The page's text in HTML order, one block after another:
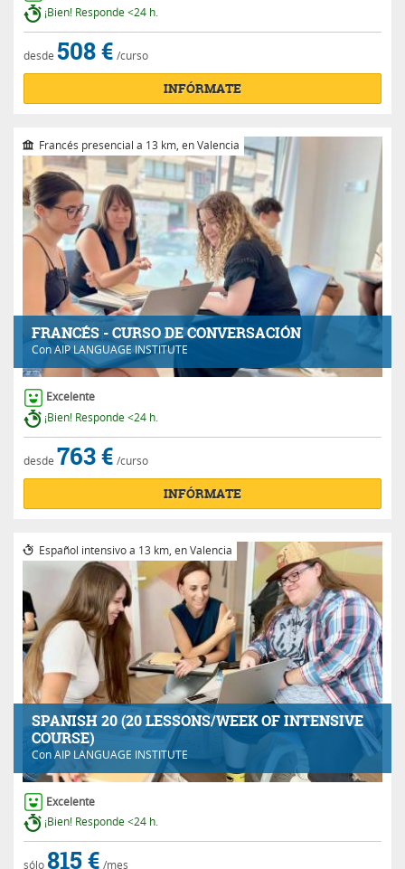
¡Bien! Responde <24 h.
desde 508 € /curso
INFÓRMATE
FRANCÉS - CURSO DE CONVERSACIÓN
ConAIP LANGUAGE INSTITUTE
Francés presencial a 13 km, en Valencia
Excelente
¡Bien! Responde <24 h.
desde 763 € /curso
INFÓRMATE
SPANISH 20 (20 LESSONS/WEEK OF INTENSIVE
COURSE)
ConAIP LANGUAGE INSTITUTE
Español intensivo a 13 km, en Valencia
Excelente
¡Bien! Responde <24 h.
sólo815 € /mes